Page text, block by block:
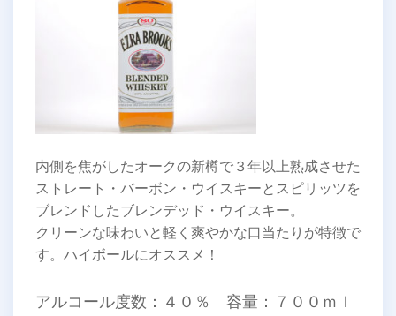
内側を焦がしたオークの新樽で３年以上熟成させた
ストレート・バーボン・ウイスキーとスピリッツを
ブレンドしたブレンデッド・ウイスキー。
クリーンな味わいと軽く爽やかな口当たりが特徴で
す。ハイボールにオススメ！
アルコール度数：４０％ 容量：７００ｍｌ